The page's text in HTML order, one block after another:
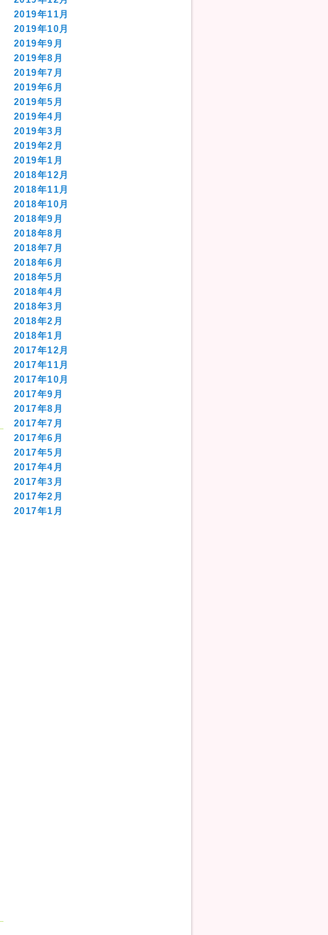
2019年11月
2019年10月
2019年9月
2019年8月
2019年7月
2019年6月
2019年5月
2019年4月
2019年3月
2019年2月
2019年1月
2018年12月
2018年11月
2018年10月
2018年9月
2018年8月
2018年7月
2018年6月
2018年5月
2018年4月
2018年3月
2018年2月
2018年1月
2017年12月
2017年11月
2017年10月
2017年9月
2017年8月
2017年7月
2017年6月
2017年5月
2017年4月
2017年3月
2017年2月
2017年1月